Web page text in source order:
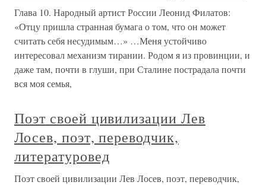
Глава 10. Народный артист России Леонид Филатов:
«Отцу пришла странная бумага о том, что он может
считать себя несудимым…» …Меня устойчиво
интересовал механизм тирании. Родом я из провинции, и
даже там, почти в глуши, при Сталине пострадала почти
вся моя семья,
Поэт своей цивилизации Лев
Лосев, поэт, переводчик,
литературовед
Поэт своей цивилизации Лев Лосев, поэт, переводчик,